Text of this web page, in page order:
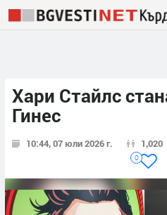
Хари Стайлс
Гинес
10:44, 07 юли 2026 г. 1,020
0